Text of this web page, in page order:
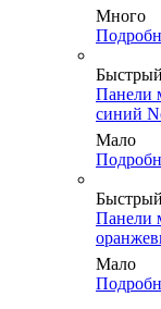
Много
Панели
синий
Мало
Панели
Мало